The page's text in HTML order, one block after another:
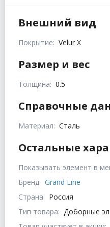
Внешний вид
Покрытие: Velur X
Размер и вес
Толщина: 0.5
Справочные
Материал: Сталь
Остальные
Показывать элемент в
Бренд: Grand Line
Страна: Россия
Тип товара: Доборные